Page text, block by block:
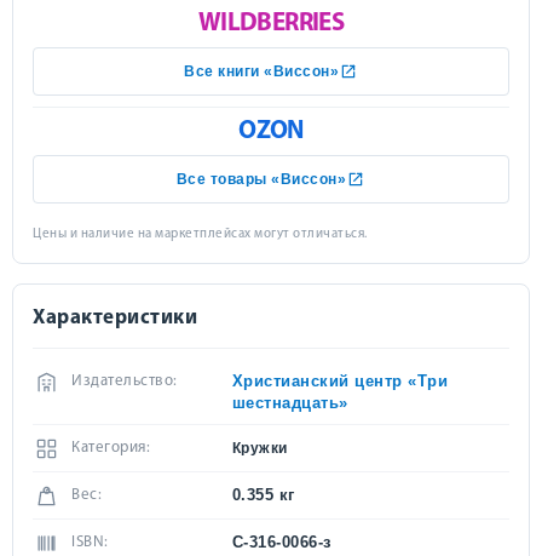
WILDBERRIES
Все книги «Виссон»
OZON
Все товары «Виссон»
Цены и наличие на маркетплейсах могут отличаться.
Характеристики
Издательство:
Христианский центр «Три
шестнадцать»
Категория: Кружки
Вес: 0.355 кг
ISBN: С-316-0066-з